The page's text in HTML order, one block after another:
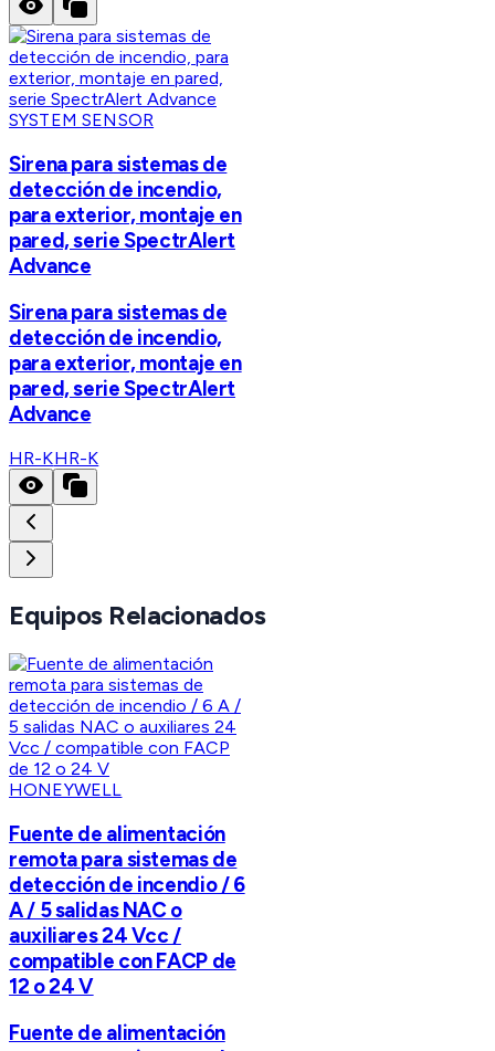
SYSTEM SENSOR
Sirena para sistemas de
detección de incendio,
para exterior, montaje en
pared, serie SpectrAlert
Advance
Sirena para sistemas de
detección de incendio,
para exterior, montaje en
pared, serie SpectrAlert
Advance
HR-KHR-K
Equipos Relacionados
HONEYWELL
Fuente de alimentación
remota para sistemas de
detección de incendio / 6
A / 5 salidas NAC o
auxiliares 24 Vcc /
compatible con FACP de
12 o 24 V
Fuente de alimentación